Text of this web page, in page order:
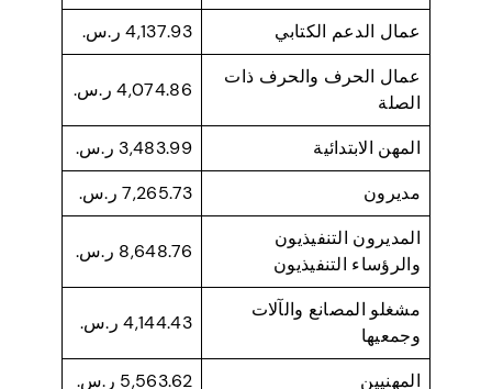
عمال الدعم الكتابي
4,137.93 ر.س.
عمال الحرف والحرف ذات
الصلة
4,074.86 ر.س.
المهن الابتدائية
3,483.99 ر.س.
مديرون
7,265.73 ر.س.
المديرون التنفيذيون
والرؤساء التنفيذيون
8,648.76 ر.س.
مشغلو المصانع والآلات
وجمعيها
4,144.43 ر.س.
المهنيين 5,563.62 ر.س.